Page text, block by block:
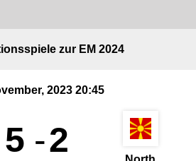
zur EM 2024
2023 20:45
5 -2